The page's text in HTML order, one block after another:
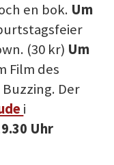
en bok. Um
(30 kr) Um
Film des
Der
i
Uhr